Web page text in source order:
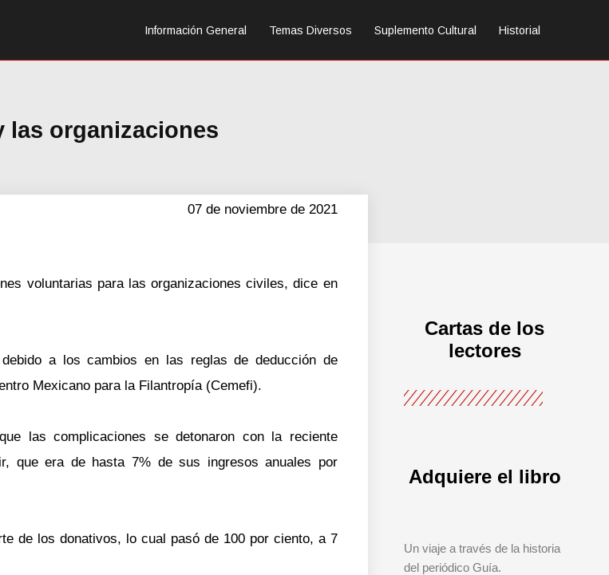
Información General Temas Diversos Suplemento Cultural Historial
las organizaciones
07 de noviembre de 2021
voluntarias para las organizaciones civiles, dice en
a los cambios en las reglas de deducción de
Mexicano para la Filantropía (Cemefi).
las complicaciones se detonaron con la reciente
que era de hasta 7% de sus ingresos anuales por
los donativos, lo cual pasó de 100 por ciento, a 7
Cartas de los
lectores
Adquiere el libro
Un viaje a través de la historia
del periódico Guía.